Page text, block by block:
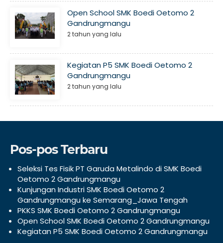
Open School SMK Boedi Oetomo 2
Gandrungmangu
2 tahun yang lalu
Kegiatan P5 SMK Boedi Oetomo 2
Gandrungmangu
2 tahun yang lalu
Pos-pos Terbaru
Seleksi Tes Fisik PT Garuda Metalindo di SMK Boedi
Oetomo 2 Gandrungmangu
Kunjungan Industri SMK Boedi Oetomo 2
Gandrungmangu ke Semarang_Jawa Tengah
PKKS SMK Boedi Oetomo 2 Gandrungmangu
Open School SMK Boedi Oetomo 2 Gandrungmangu
Kegiatan P5 SMK Boedi Oetomo 2 Gandrungmangu